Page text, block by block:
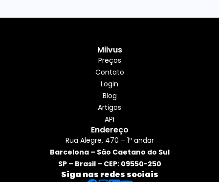
Milvus
Preços
Contato
Login
Blog
Artigos
API
Endereço
Rua Alegre, 470 – 1º andar
Barcelona – São Caetano do Sul
SP – Brasil – CEP: 09550-250
Siga nas redes sociais